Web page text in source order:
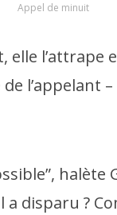
Appel de minuit
l’attrape
l’appelant –
halète
a disparu ?